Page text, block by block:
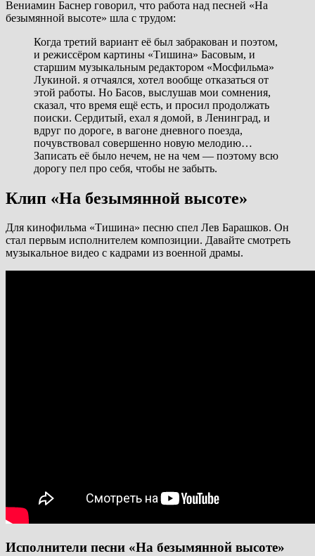
Вениамин Баснер говорил, что работа над песней «На
безымянной высоте» шла с трудом:
Когда третий вариант её был забракован и поэтом,
и режиссёром картины «Тишина» Басовым, и
старшим музыкальным редактором «Мосфильма»
Лукиной. я отчаялся, хотел вообще отказаться от
этой работы. Но Басов, выслушав мои сомнения,
сказал, что время ещё есть, и просил продолжать
поиски. Сердитый, ехал я домой, в Ленинград, и
вдруг по дороге, в вагоне дневного поезда,
почувствовал совершенно новую мелодию…
Записать её было нечем, не на чем — поэтому всю
дорогу пел про себя, чтобы не забыть.
Клип «На безымянной высоте»
Для кинофильма «Тишина» песню спел Лев Барашков. Он
стал первым исполнителем композиции. Давайте смотреть
музыкальное видео с кадрами из военной драмы.
Исполнители песни «На безымянной высоте»